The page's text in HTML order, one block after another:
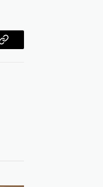
Copy